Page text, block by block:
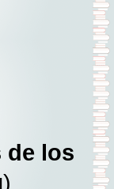
de los